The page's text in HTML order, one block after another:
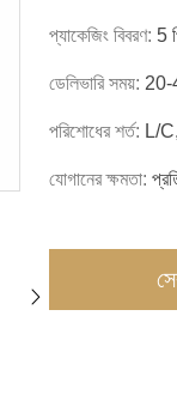
প্যাকেজিং বিবরণ: 5
ডেলিভারি সময়: 20-
পরিশোধের শর্ত: L/
যোগানের ক্ষমতা: